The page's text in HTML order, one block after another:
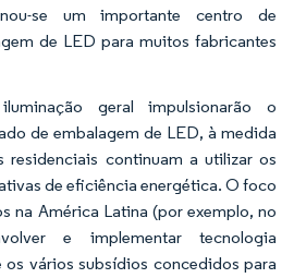
se um importante centro de
de LED para muitos fabricantes
geral impulsionarão o
de embalagem de LED, à medida
residenciais continuam a utilizar os
de eficiência energética. O foco
na América Latina (por exemplo, no
e implementar tecnologia
vários subsídios concedidos para